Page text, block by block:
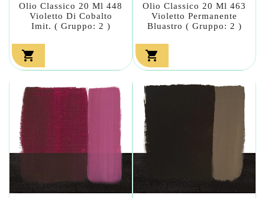
Olio Classico 20 Ml 448
Violetto Di Cobalto
Imit. ( Gruppo: 2 )

Olio Classico 20 Ml 463
Violetto Permanente
Bluastro ( Gruppo: 2 )
